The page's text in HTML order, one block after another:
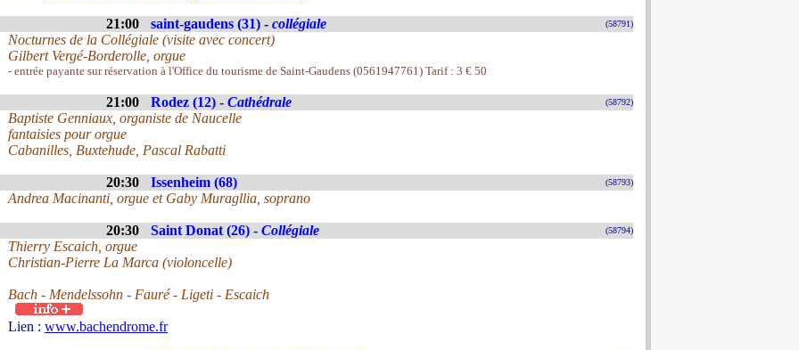
21:00 saint-gaudens (31) - collégiale (58791)
Nocturnes de la Collégiale (visite avec concert)
Gilbert Vergé-Borderolle, orgue
- entrée payante sur réservation à l'Office du tourisme de Saint-Gaudens (0561947761) Tarif : 3 € 50
21:00 Rodez (12) - Cathédrale (58792)
Baptiste Genniaux, organiste de Naucelle
fantaisies pour orgue
Cabanilles, Buxtehude, Pascal Rabatti
20:30 Issenheim (68) (58793)
Andrea Macinanti, orgue et Gaby Muragllia, soprano
20:30 Saint Donat (26) - Collégiale (58794)
Thierry Escaich, orgue
Christian-Pierre La Marca (violoncelle)
Bach - Mendelssohn - Fauré - Ligeti - Escaich
Lien : www.bachendrome.fr